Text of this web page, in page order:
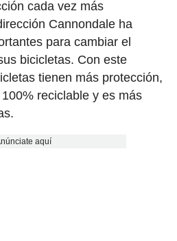
cada vez más
Cannondale ha
para cambiar el
bicicletas. Con este
tienen más protección,
reciclable y es más
aquí